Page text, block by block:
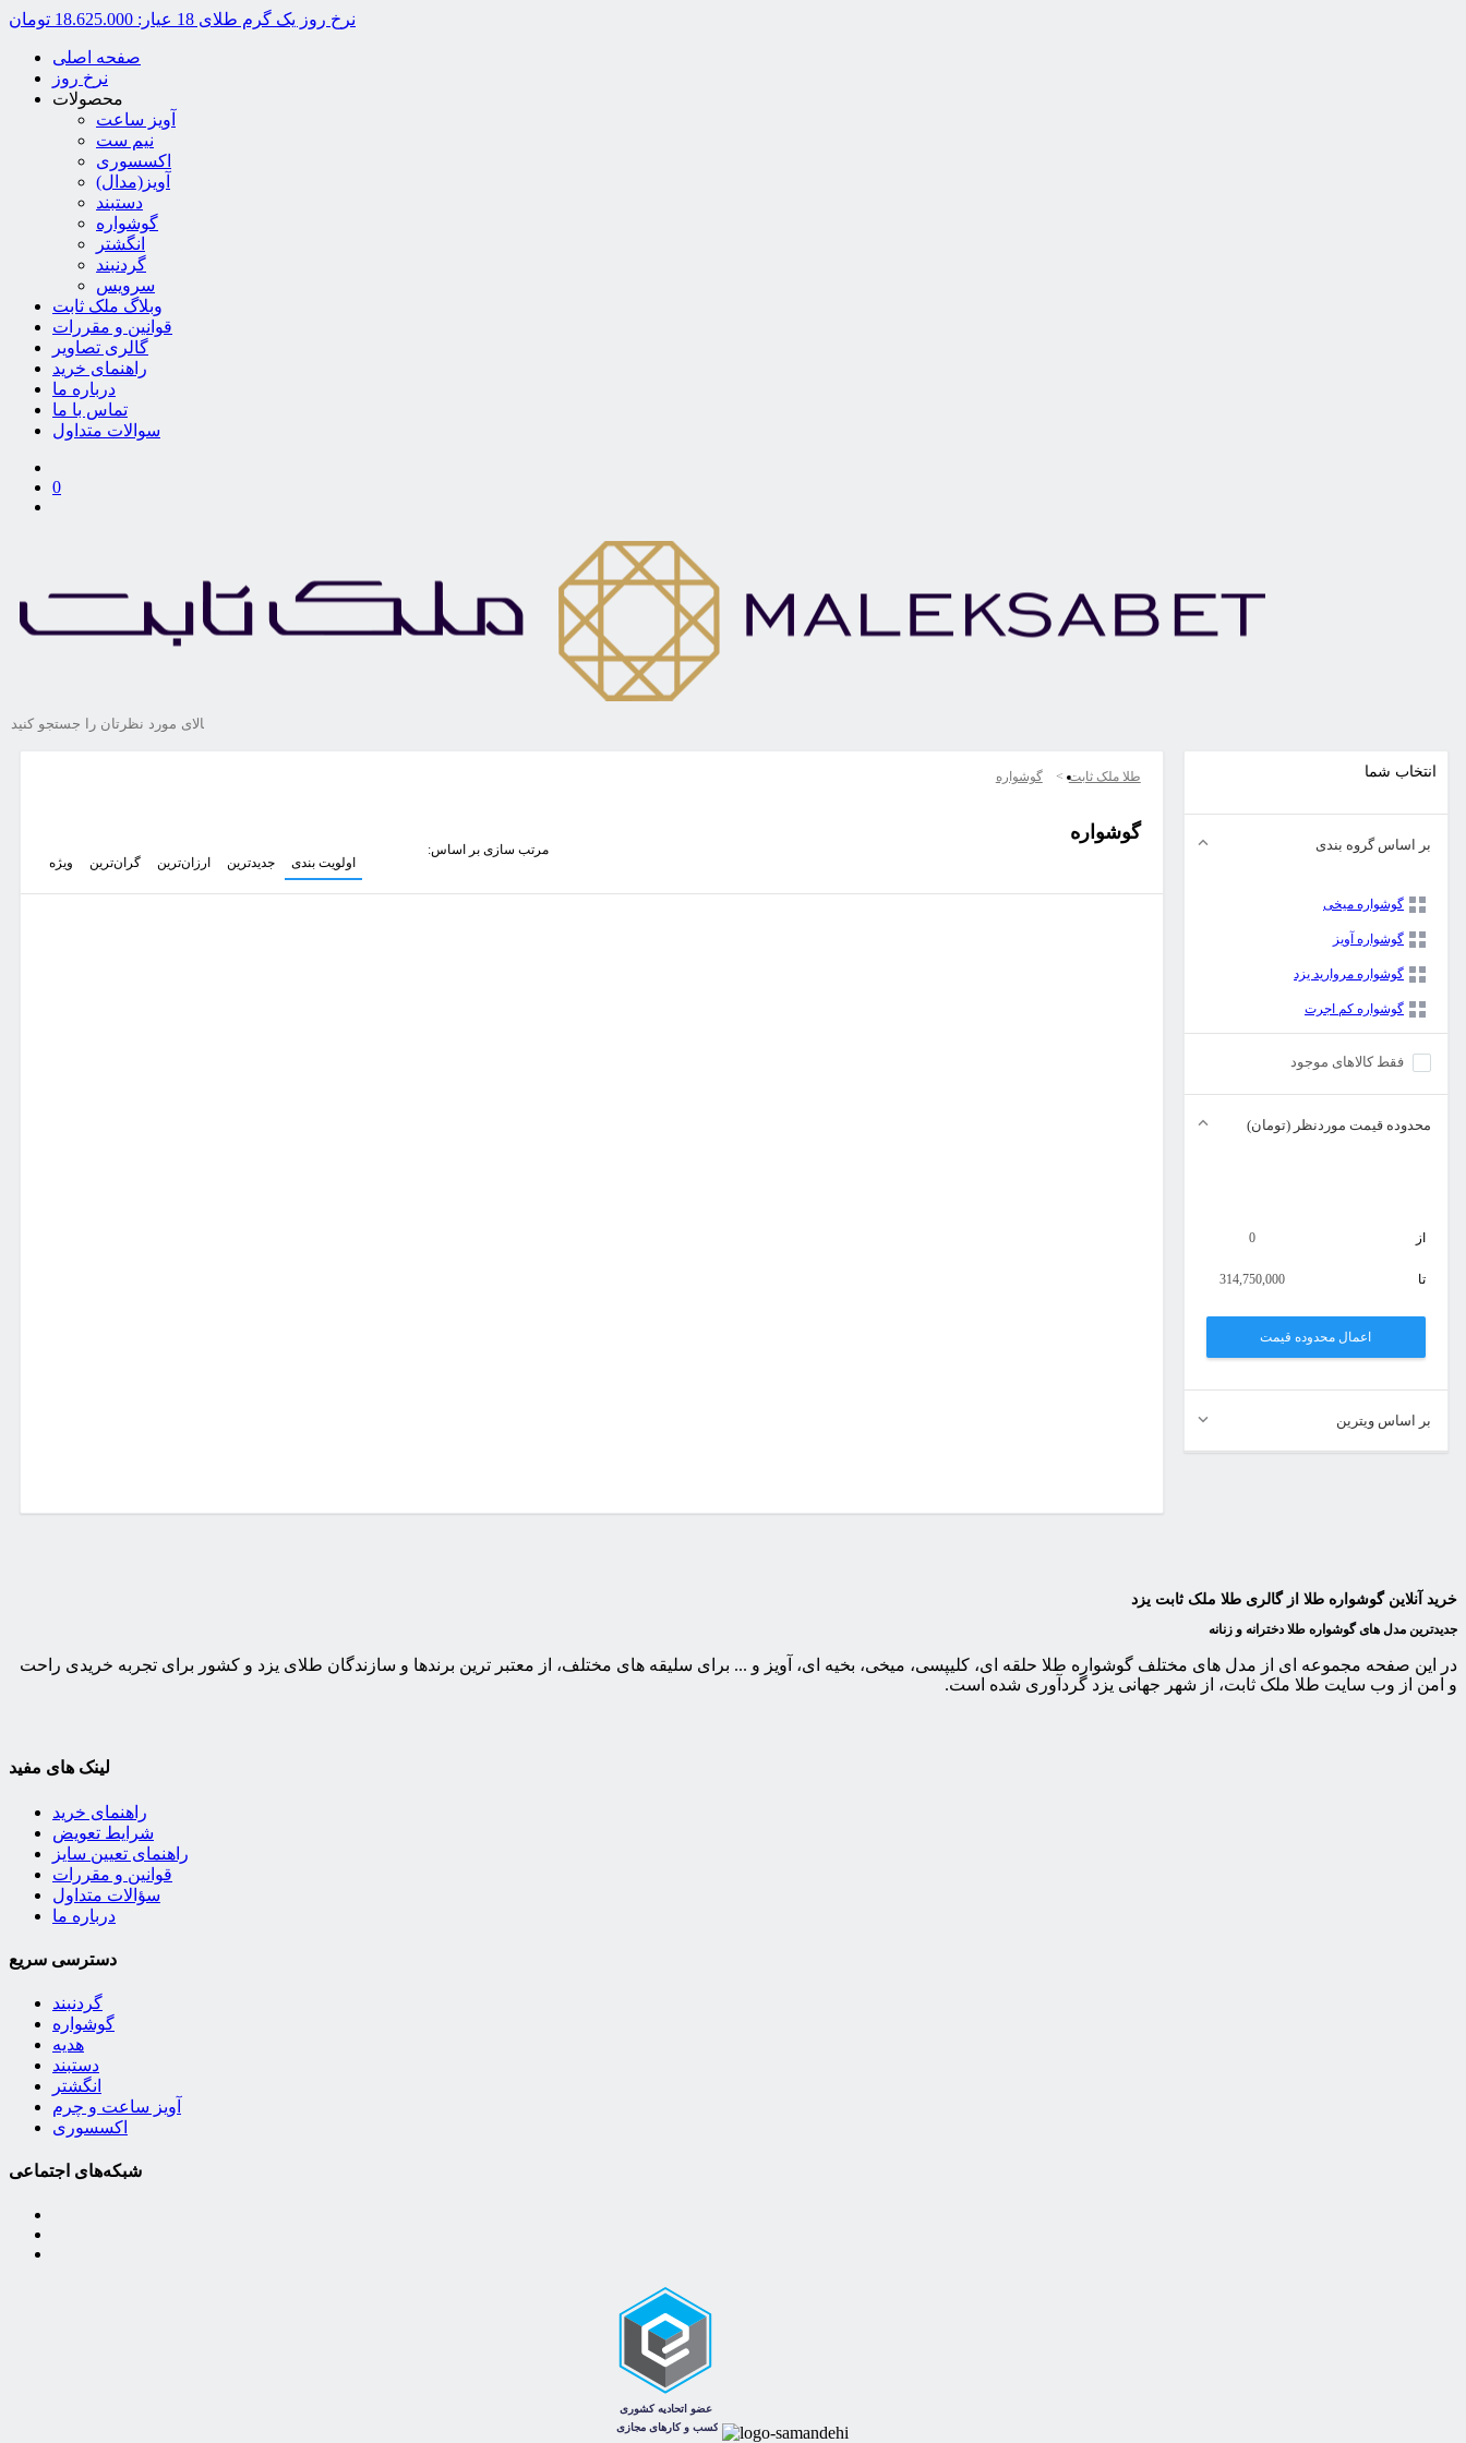
نرخ روز یک گرم طلای 18 عیار: 18.625.000 تومان
صفحه اصلی
نرخ روز
محصولات
آویز ساعت
نیم ست
اکسسوری
آویز(مدال)
دستبند
گوشواره
انگشتر
گردنبند
سرویس
وبلاگ ملک ثابت
قوانین و مقررات
گالری تصاویر
راهنمای خرید
درباره ما
تماس با ما
سوالات متداول
0
انتخاب شما
بر اساس گروه بندی
گوشواره میخی
گوشواره آویز
گوشواره مروارید یزد
گوشواره کم اجرت
فقط کالاهای موجود
محدوده قیمت موردنظر (تومان)
از 0
تا 314,750,000
اعمال محدوده قیمت
بر اساس ویترین
طلا ملک ثابت گوشواره
گوشواره
مرتب سازی بر اساس:
اولویت بندی
جدیدترین ارزان‌ترین گران‌ترین ویژه
خرید آنلاین گوشواره طلا از گالری طلا ملک ثابت یزد
جدیدترین مدل های گوشواره طلا دخترانه و زنانه
در این صفحه مجموعه ای از مدل های مختلف گوشواره طلا حلقه ای، کلیپسی، میخی، بخیه ای، آویز و ... برای سلیقه های مختلف، از معتبر ترین برندها و سازندگان طلای یزد و کشور برای تجربه خریدی راحت
و امن از وب سایت طلا ملک ثابت، از شهر جهانی یزد گردآوری شده است.
لینک های مفید
راهنمای خرید
شرایط تعویض
راهنمای تعیین سایز
قوانین و مقررات
سؤالات متداول
درباره ما
دسترسی سریع
گردنبند
گوشواره
هدیه
دستبند
انگشتر
آویز ساعت و چرم
اکسسوری
شبکه‌های اجتماعی